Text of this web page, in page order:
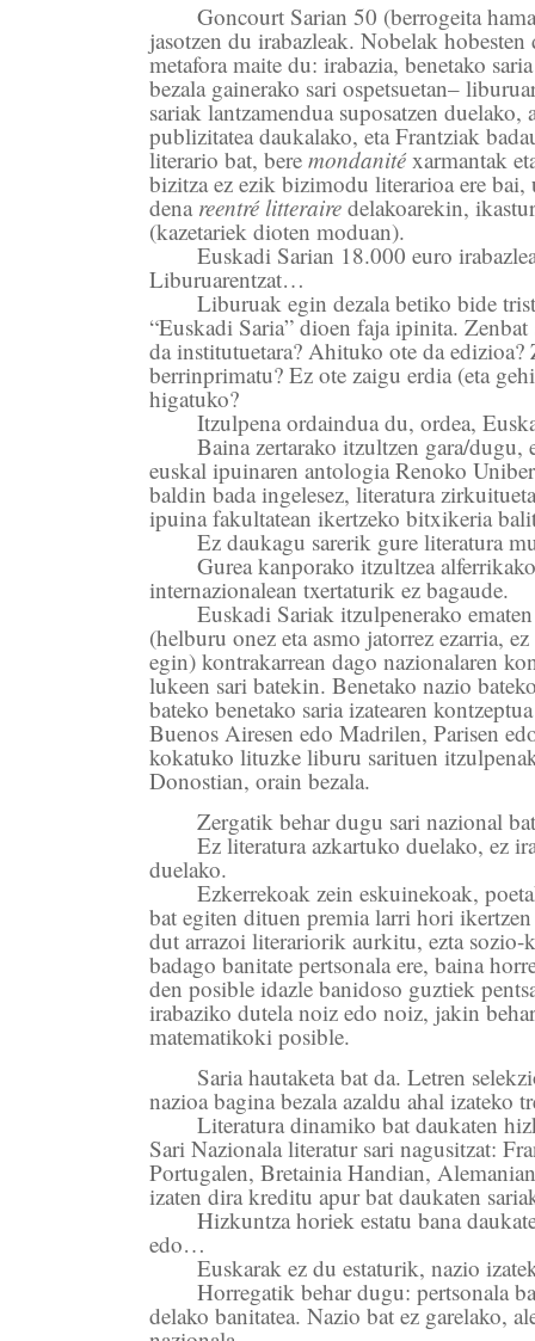
Goncourt Sarian 50 (berrogeita
jasotzen du irabazleak. Nobelak
metafora maite du: irabazia, benetako
bezala gainerako sari ospetsuetan–
sariak lantzamendua suposatzen duelako,
publizitatea daukalako, eta Frantziak
literario bat, bere mondanitéxarmantak
bizitza ez ezik bizimodu literarioa ere bai,
dena reentré litteraire delakoarekin,
(kazetariek dioten moduan).
Euskadi Sarian 18.000 euro
Liburuarentzat…
Liburuak egin dezala betiko bide
“Euskadi Saria” dioen faja ipinita.
da institutuetara? Ahituko ote da edizioa?
berrinprimatu? Ez ote zaigu erdia (eta
higatuko?
Itzulpena ordaindua du, ordea,
Baina zertarako itzultzen gara/dugu,
euskal ipuinaren antologia Renoko
baldin bada ingelesez, literatura
ipuina fakultatean ikertzeko bitxikeria
Ez daukagu sarerik gure literatura
Gurea kanporako itzultzea
internazionalean txertaturik ez bagaude.
Euskadi Sariak itzulpenerako
(helburu onez eta asmo jatorrez ezarria,
egin) kontrakarrean dago nazionalaren
lukeen sari batekin. Benetako nazio
bateko benetako saria izatearen
Buenos Airesen edo Madrilen, Parisen
kokatuko lituzke liburu sarituen
Donostian, orain bezala.
Zergatik behar dugu sari nazional
Ez literatura azkartuko duelako, ez
duelako.
Ezkerrekoak zein eskuinekoak,
bat egiten dituen premia larri hori ikertzen
dut arrazoi literariorik aurkitu, ezta
badago banitate pertsonala ere, baina
den posible idazle banidoso guztiek
irabaziko dutela noiz edo noiz, jakin
matematikoki posible.
Saria hautaketa bat da. Letren
nazioa bagina bezala azaldu ahal izateko
Literatura dinamiko bat daukaten
Sari Nazionala literatur sari nagusitzat:
Portugalen, Bretainia Handian,
izaten dira kreditu apur bat daukaten
Hizkuntza horiek estatu bana
edo…
Euskarak ez du estaturik, nazio
Horregatik behar dugu: pertsonala
delako banitatea. Nazio bat ez garelako,